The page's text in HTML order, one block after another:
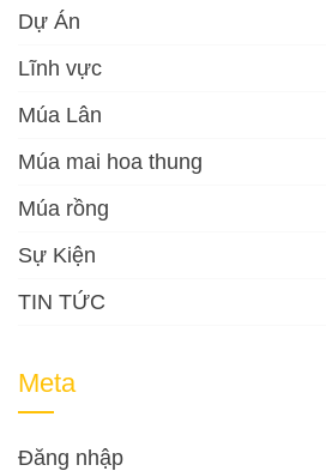
Dự Án
Lĩnh vực
Múa Lân
Múa mai hoa thung
Múa rồng
Sự Kiện
TIN TỨC
Meta
Đăng nhập